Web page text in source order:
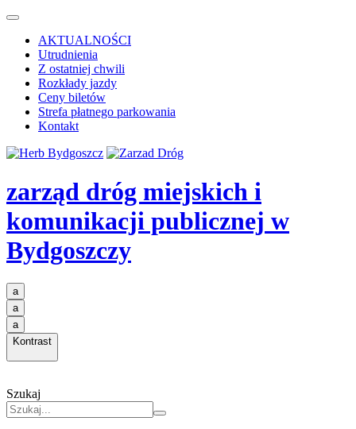
AKTUALNOŚCI
Utrudnienia
Z ostatniej chwili
Rozkłady jazdy
Ceny biletów
Strefa płatnego parkowania
Kontakt
zarząd dróg miejskich i
komunikacji publicznej w
Bydgoszczy
a
a
a
Kontrast
Szukaj